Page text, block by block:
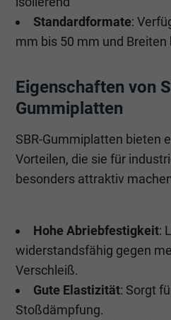
Standardformate:
mm bis 50 mm und Breiten
Eigenschaften von
Gummiplatten
SBR-Gummiplatten bieten
Vorteilen, die sie für
besonders attraktiv
Hohe Abriebfestigkeit:
widerstandsfähig gegen
Verschleiß.
Gute Elastizität: Sorgt
Stoßdämpfung.